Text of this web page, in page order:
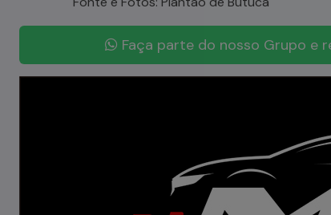
Faça parte do nosso Grupo e